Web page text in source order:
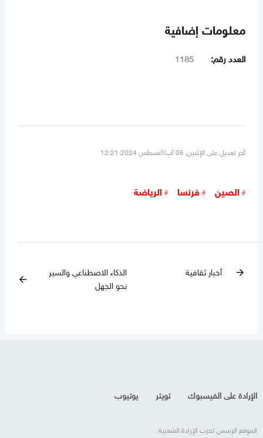
معلومات إضافية
العدد رقم: 1185
آخر تعديل على الإثنين, 05 آب/أغسطس 2024 12:21
الصين فرنسا الرياضة
arrow_forward أخبار ثقافية
الذكاء الاصطناعي والسير
نحو الجهل
arrow_back
الإرادة على الفيسبوك تويتر يوتيوب
الموقع الرسمي لحزب الإرادة الشعبية.